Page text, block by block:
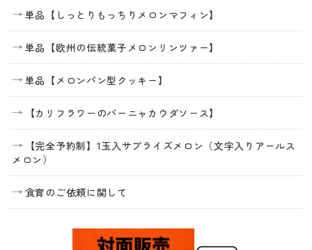
単品【しっとりもっちりメロンマフィン】
単品【欧州の伝統菓子メロンリンツァー】
単品【メロンパン型クッキー】
【カリフラワーのバーニャカウダソース】
【完全予約制】1玉入サプライズメロン（文字入りアールス
メロン）
食育のご依頼に関して